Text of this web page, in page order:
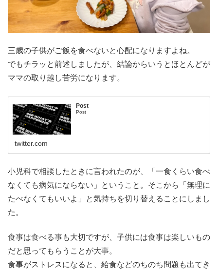
三歳の子供がご飯を食べないと心配になりますよね。
でもチラッと前述しましたが、結論からいうとほとんどが
ママの取り越し苦労になります。
Post
Post
twitter.com
小児科で相談したときに言われたのが、「一食くらい食べ
なくても病気にならない」ということ。そこから「無理に
たべなくてもいいよ」と気持ちを切り替えることにしまし
た。
食事は食べる事も大切ですが、子供には食事は楽しいもの
だと思ってもらうことが大事。
食事がストレスになると、給食などのちのち問題も出てき